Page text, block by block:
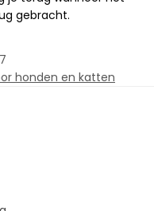
gebracht.
honden en katten